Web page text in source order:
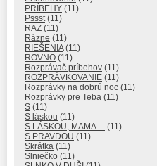
PRÍBEHY (11)
Pssst (11)
RAZ (11)
Rázne (11)
RIEŠENIA(11)
ROVNO (11)
Rozprávač príbehov (11)
ROZPRÁVKOVANIE (11)
Rozprávky na dobrú noc (11)
Rozprávky pre Teba (11)
S (11)
S láskou (11)
S LÁSKOU, MAMA…
(11)
S PRAVDOU (11)
Skrátka (11)
Slniečko (11)